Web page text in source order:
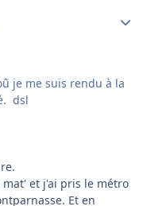
je me suis rendu à la
dsl
et j'ai pris le métro
Et en